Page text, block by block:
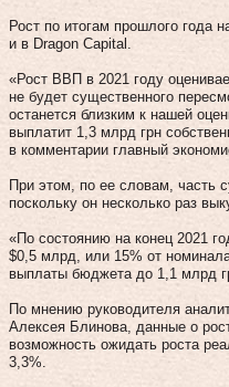
Рост по итогам прошлого года
и в Dragon Capital.
«Рост ВВП в 2021 году
не будет существенного
останется близким к нашей
выплатит 1,3 млрд грн
в комментарии главный
При этом, по ее словам, часть
поскольку он несколько раз
«По состоянию на конец 2021
$0,5 млрд, или 15% от
выплаты бюджета до 1,1 млрд
По мнению руководителя
Алексея Блинова, данные о
возможность ожидать роста
3,3%.